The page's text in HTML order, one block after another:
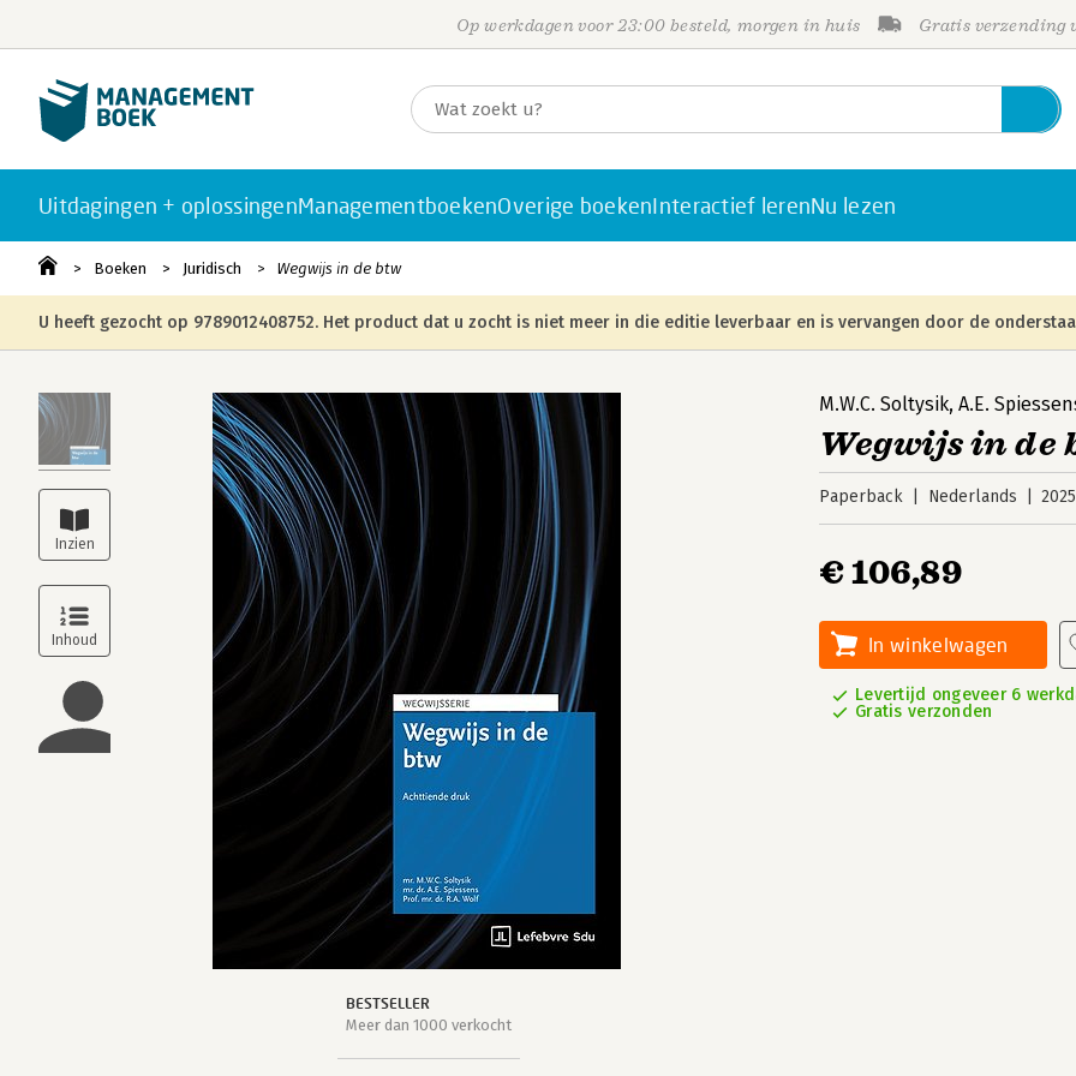
Op werkdagen voor 23:00 besteld, morgen in huis Gratis verzending
Uitdagingen + oplossingenManagementboekenOverige boekenInteractief lerenNu lezen
Boeken Juridisch Wegwijs in de btw
U heeft gezocht op 9789012408752. Het product dat u zocht is niet meer in die editie leverbaar en is vervangen door de
BESTSELLER
Meer dan 1000 verkocht
M.W.C. Soltysik, A.E.
Wegwijs in de
Paperback Nederlands 2025
€ 106,89
In winkelwagen
Levertijd ongeveer 6
Gratis verzonden